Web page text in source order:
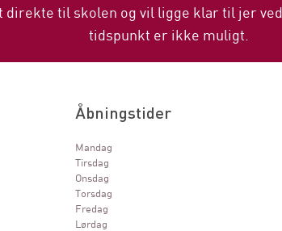
til skolen og vil ligge klar til jer
tidspunkt er ikke muligt.
Åbningstider
Mandag
Tirsdag
Onsdag
Torsdag
Fredag
Lørdag